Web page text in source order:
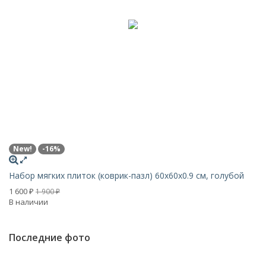
New! -16%
Набор мягких плиток (коврик-пазл) 60х60x0.9 см, голубой
1 600 ₽ 1 900₽
В наличии
Последние фото